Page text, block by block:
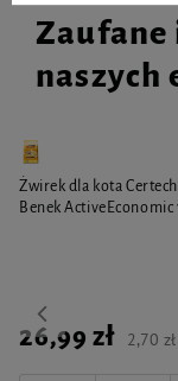
Zaufane
naszych
Żwirek dla kota
Benek ActiveEconomic
26,99 zł 2,70